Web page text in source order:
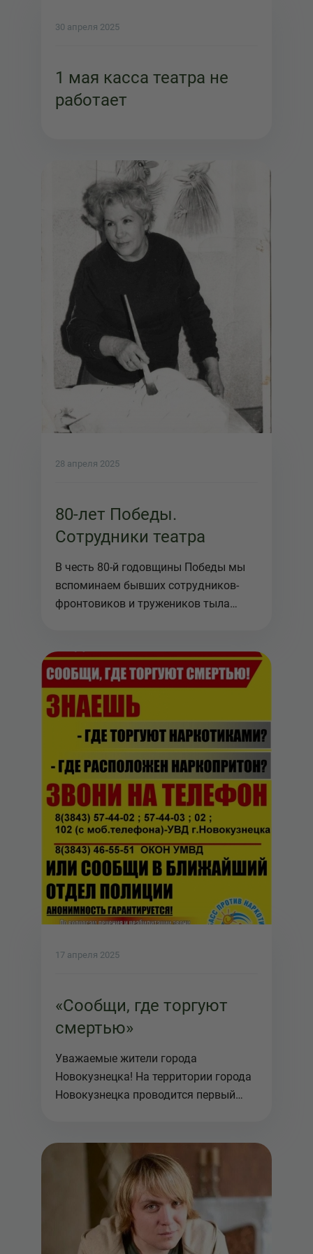
30 апреля 2025
1 мая касса театра не
работает
28 апреля 2025
80-лет Победы.
Сотрудники театра
В честь 80-й годовщины Победы мы
вспоминаем бывших сотрудников-
фронтовиков и тружеников тыла
17 апреля 2025
«Сообщи, где торгуют
смертью»
Уважаемые жители города
Новокузнецка! На территории города
Новокузнецка проводится первый